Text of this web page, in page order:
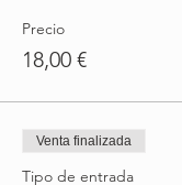
Precio
18,00 €
Venta finalizada
Tipo de entrada